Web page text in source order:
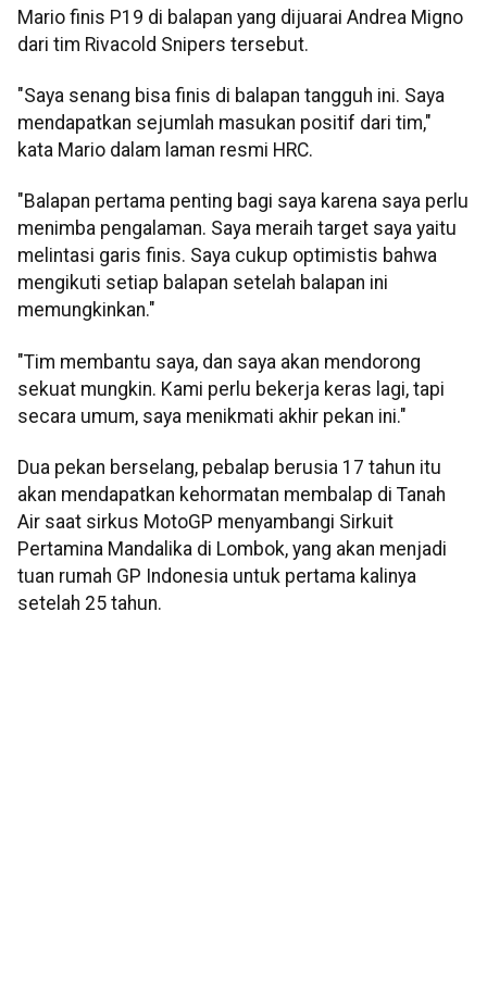
Mario finis P19 di balapan yang dijuarai Andrea Migno
dari tim Rivacold Snipers tersebut.
"Saya senang bisa finis di balapan tangguh ini. Saya
mendapatkan sejumlah masukan positif dari tim,"
kata Mario dalam laman resmi HRC.
"Balapan pertama penting bagi saya karena saya perlu
menimba pengalaman. Saya meraih target saya yaitu
melintasi garis finis. Saya cukup optimistis bahwa
mengikuti setiap balapan setelah balapan ini
memungkinkan."
"Tim membantu saya, dan saya akan mendorong
sekuat mungkin. Kami perlu bekerja keras lagi, tapi
secara umum, saya menikmati akhir pekan ini."
Dua pekan berselang, pebalap berusia 17 tahun itu
akan mendapatkan kehormatan membalap di Tanah
Air saat sirkus MotoGP menyambangi Sirkuit
Pertamina Mandalika di Lombok, yang akan menjadi
tuan rumah GP Indonesia untuk pertama kalinya
setelah 25 tahun.